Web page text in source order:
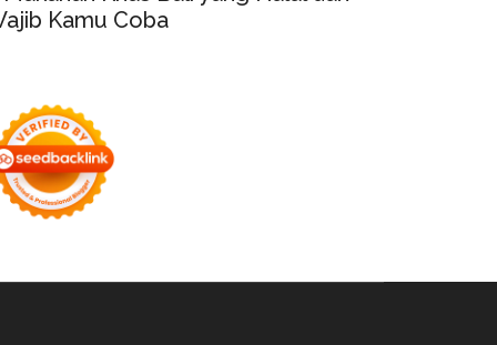
Kamu Coba